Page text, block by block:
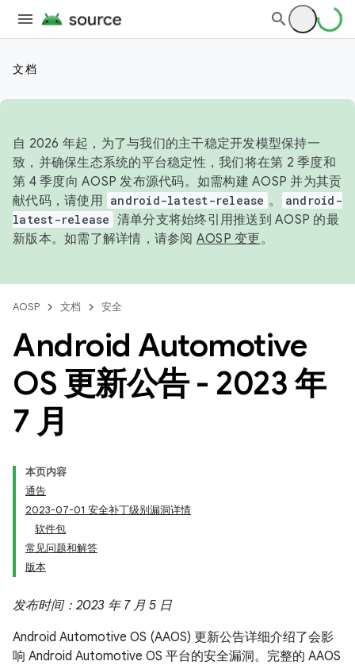
文档
自 2026 年起，为了与我们的主干稳定开发模型保持一
致，并确保生态系统的平台稳定性，我们将在第 2 季度和
第 4 季度向 AOSP 发布源代码。如需构建 AOSP 并为其贡
献代码，请使用 android-latest-release 。
android-
latest-release 清单分支将始终引用推送到 AOSP 的最
新版本。如需了解详情，请参阅 AOSP 变更。
AOSP 文档 安全
Android Automotive
OS 更新公告 - 2023 年
7 月
本页内容
通告
2023-07-01 安全补丁级别漏洞详情
软件包
常见问题和解答
版本
发布时间：2023 年 7 月 5 日
Android Automotive OS (AAOS) 更新公告详细介绍了会影
响 Android Automotive OS 平台的安全漏洞。完整的 AAOS